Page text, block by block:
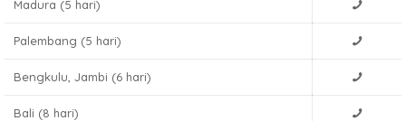
Madura (5 hari)
Palembang (5 hari)
Bengkulu, Jambi (6 hari)
Bali (8 hari)